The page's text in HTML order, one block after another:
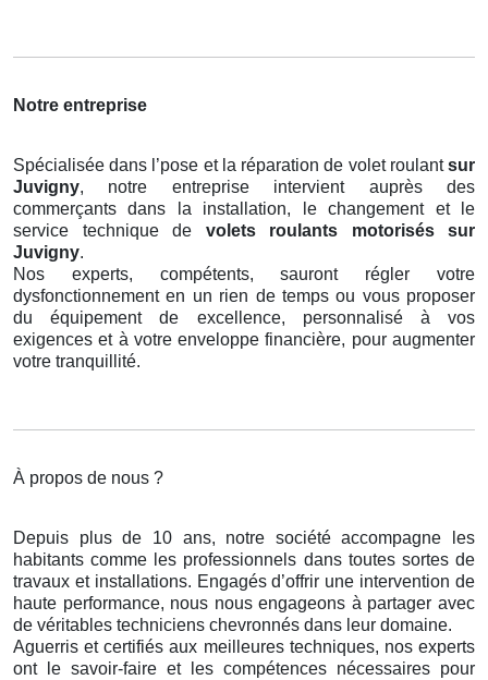
Notre entreprise
Spécialisée dans l’pose et la réparation de volet roulantsur
Juvigny, notre entreprise intervient auprès des
commerçants dans la installation, le changement et le
service technique de volets roulants motorisés
sur
Juvigny.
Nos experts, compétents, sauront régler votre
dysfonctionnement en un rien de temps ou vous proposer
du équipement de excellence, personnalisé à vos
exigences et à votre enveloppe financière, pour augmenter
votre tranquillité.
À propos de nous ?
Depuis plus de 10 ans, notre société accompagne les
habitants comme les professionnels dans toutes sortes de
travaux et installations. Engagés d’offrir une intervention de
haute performance, nous nous engageons à partager avec
de véritables techniciens chevronnés dans leur domaine.
Aguerris et certifiés aux meilleures techniques, nos experts
ont le savoir-faire et les compétences nécessaires pour